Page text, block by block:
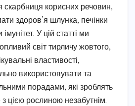
скарбниця корисних речовин,
здоров’я шлунка, печінки
У цій статті ми
світ тирличу жовтого,
властивості,
використовувати та
порадами, які зроблять
цією рослиною незабутнім.